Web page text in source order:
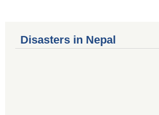
Disasters in Nepal